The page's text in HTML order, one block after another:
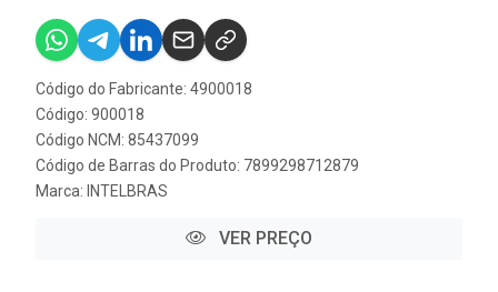
Código do Fabricante: 4900018
Código: 900018
Código NCM: 85437099
Código de Barras do Produto: 7899298712879
Marca: INTELBRAS
VER PREÇO